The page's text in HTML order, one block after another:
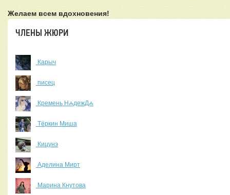
Желаем всем вдохновения!
ЧЛЕНЫ ЖЮРИ
Карыч
писец
Кремень Н⩜дежД⩜
Тёркин Миша
Кицунэ
Аделина Мирт
Марина Кнутова